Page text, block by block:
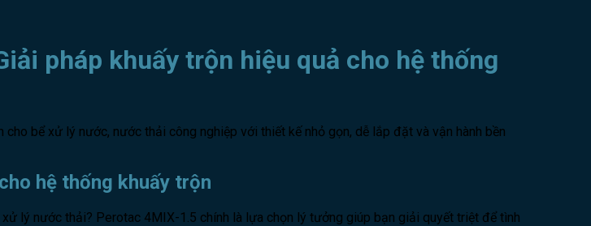
pháp khuấy trộn hiệu quả cho hệ thống
cho bể xử lý nước, nước thải công nghiệp với thiết kế nhỏ gọn, dễ lắp đặt và vận hành bền
hệ thống khuấy trộn
lý nước thải? Perotac 4MIX-1.5 chính là lựa chọn lý tưởng giúp bạn giải quyết triệt để tình